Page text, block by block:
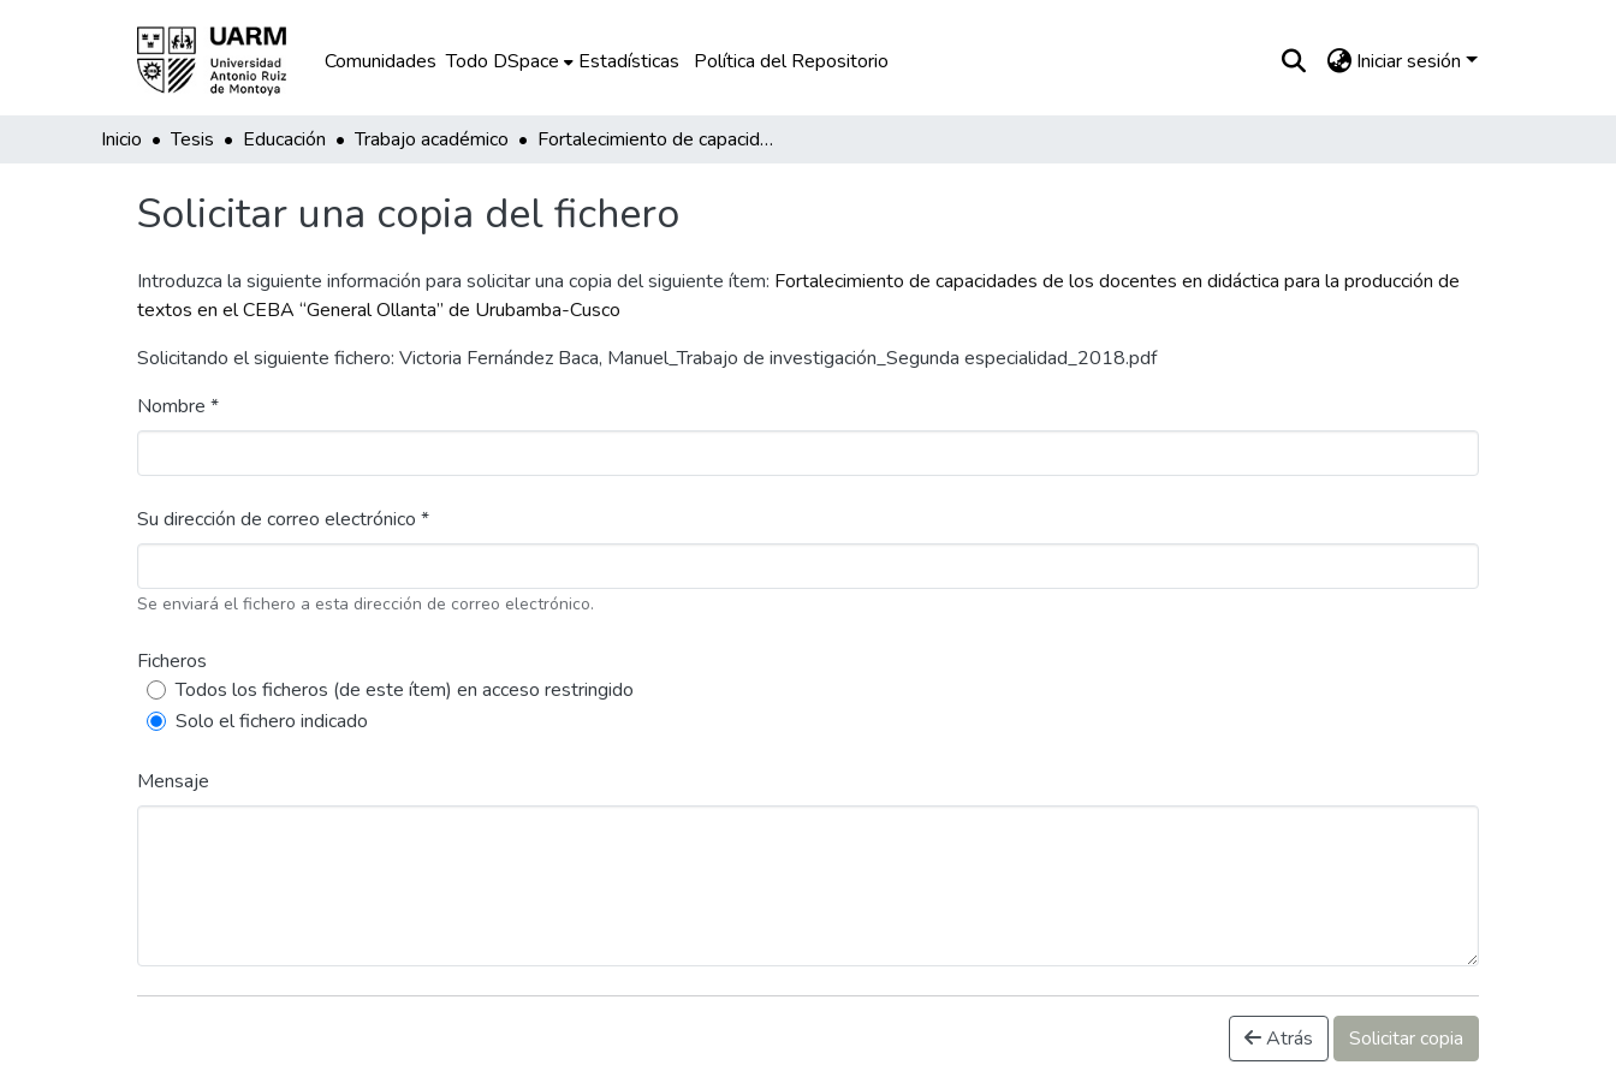
Comunidades Todo DSpace Estadísticas Política del Repositorio Iniciar sesión
Inicio Tesis Educación Trabajo académico Fortalecimiento de capacidades de los docentes en didáctica para la producción de textos en el CEBA “General Ollanta” de Urubamba-Cusco
Solicitar una copia del fichero
Introduzca la siguiente información para solicitar una copia del siguiente ítem: Fortalecimiento de capacidades de los docentes en didáctica para la producción de
textos en el CEBA “General Ollanta” de Urubamba-Cusco
Solicitando el siguiente fichero: Victoria Fernández Baca, Manuel_Trabajo de investigación_Segunda especialidad_2018.pdf
Nombre *
Su dirección de correo electrónico *
Se enviará el fichero a esta dirección de correo electrónico.
Ficheros
Todos los ficheros (de este ítem) en acceso restringido
Solo el fichero indicado
Mensaje
Atrás Solicitar copia